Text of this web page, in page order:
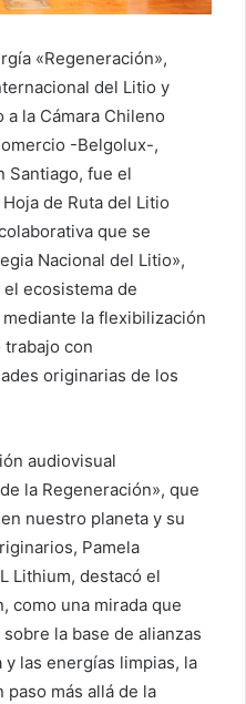
«Regeneración»,
del Litio y
la Cámara Chileno
-Belgolux-,
Santiago, fue el
de Ruta del Litio
que se
Nacional del Litio»,
ecosistema de
la flexibilización
con
originarias de los
audiovisual
la Regeneración», que
nuestro planeta y su
Pamela
Lithium, destacó el
como una mirada que
la base de alianzas
y las energías limpias, la
más allá de la